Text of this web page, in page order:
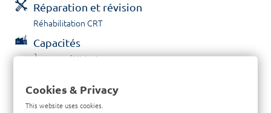
Réparation et révision
Réhabilitation CRT
Capacités
À propos / Historique
Contactez nous
Cookies & Privacy
This website uses cookies.